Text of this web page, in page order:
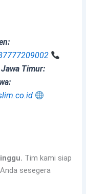
Jawa Timur:
Tim kami siap
sesegera